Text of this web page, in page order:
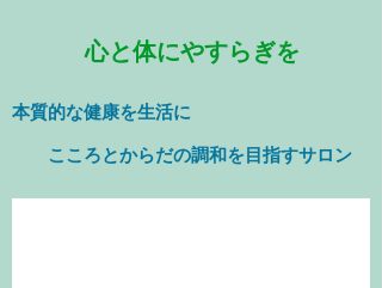
心と体にやすらぎを
本質的な健康を生活に
​ こころとからだの調和を目指すサロン